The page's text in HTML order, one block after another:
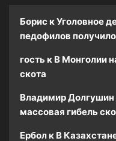
Борис кУголовное
педофилов
гость к В Монголии
скота
Владимир Долгушин
массовая гибель
Ербол к В